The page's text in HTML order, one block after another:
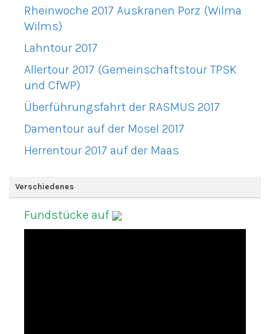
Rheinwoche 2017 Auskranen Porz (Wilma
Wilms)
Lahntour 2017
Allertour 2017 (Gemeinschaftstour TPSK
und CfWP)
Überführungsfahrt der RASMUS 2017
Damentour auf der Mosel 2017
Herrentour 2017 auf der Maas
Verschiedenes
Fundstücke auf